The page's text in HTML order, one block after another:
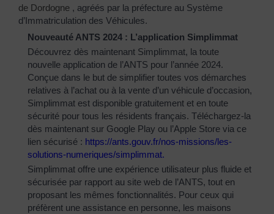
de Dordogne , agréés par la préfecture au Système
d’Immatriculation des Véhicules.
Nouveauté ANTS 2024 : L’application Simplimmat
Découvrez dès maintenant Simplimmat, la toute
nouvelle application de l’ANTS pour l’année 2024.
Conçue dans le but de simplifier toutes vos démarches
relatives à l’achat ou à la vente d’un véhicule d’occasion,
Simplimmat est disponible gratuitement et en toute
sécurité pour tous les résidents français. Téléchargez-la
dès maintenant sur Google Play ou l’Apple Store via ce
lien sécurisé : https://ants.gouv.fr/nos-missions/les-
solutions-numeriques/simplimmat.
Simplimmat offre une expérience utilisateur plus fluide et
sécurisée par rapport au site web de l’ANTS, tout en
proposant les mêmes fonctionnalités. Pour ceux qui
préfèrent une assistance en personne, les maisons